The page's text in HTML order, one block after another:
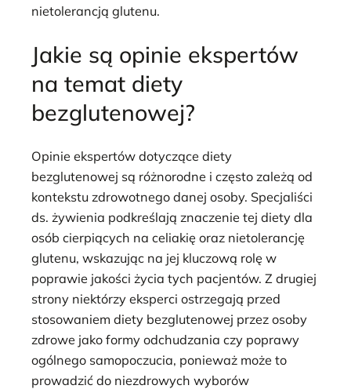
nietolerancją glutenu.
Jakie są opinie ekspertów
na temat diety
bezglutenowej?
Opinie ekspertów dotyczące diety
bezglutenowej są różnorodne i często zależą od
kontekstu zdrowotnego danej osoby. Specjaliści
ds. żywienia podkreślają znaczenie tej diety dla
osób cierpiących na celiakię oraz nietolerancję
glutenu, wskazując na jej kluczową rolę w
poprawie jakości życia tych pacjentów. Z drugiej
strony niektórzy eksperci ostrzegają przed
stosowaniem diety bezglutenowej przez osoby
zdrowe jako formy odchudzania czy poprawy
ogólnego samopoczucia, ponieważ może to
prowadzić do niezdrowych wyborów